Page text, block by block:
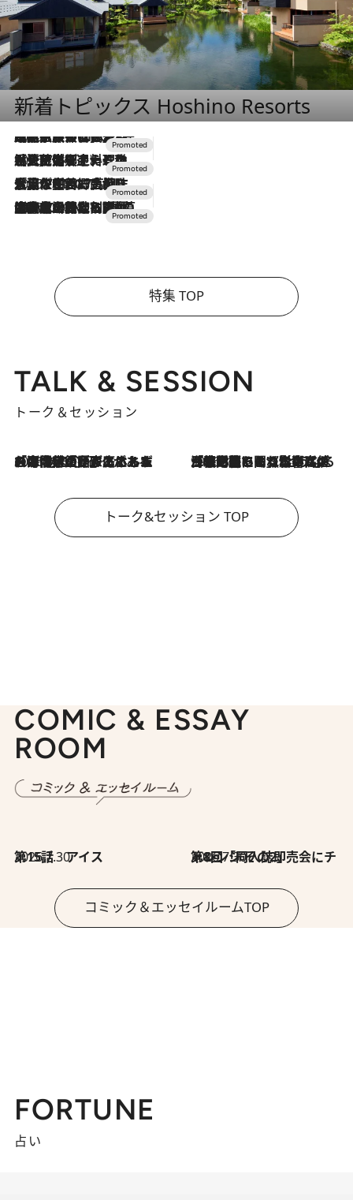
新着トピックス Hoshino Resorts
2026.7.31
【ホテル帰省】という選択肢をOMOが提案。家族とほどよい距離を保つには「昼は実家、夜は気兼ねなくホテルで！」
2026.7.24
【夏限定ディナーコース】旬を迎える稚鮎や花ズッキーニなどをイタリア・トスカーナの郷土料理の手法で満喫！
2026.7.17
「土佐和ハーブかき氷」がOMO7高知に登場！生姜、山椒、大葉など目にも舌にも涼を呼ぶ郷土の味
2026.7.10
NEW OPEN！【界 草津】名湯の地に誕生。趣の異なる2種の温泉と上州ならではの会席・蕎麦割烹など美食を味わう究極の癒やし旅
特集 TOP
TALK & SESSION
トーク＆セッション
2026.8.3
「今後値上げがあるとすれば…」「リスクがあるのは今年の冬」エネルギー専門家が語る、ホルムズ海峡封鎖が家庭にもたらす“ある心配” 2026.8.3
「住宅建てられない…」「サーチャージ料の高値が続いている」ホルムズ海峡封鎖による影響はいつまで続く？《エネルギー専門家に聞く“どうなる日本の暮らし”》
トーク&セッション TOP
COMIC & ESSAY
ROOM
2026.7.30
第15話 アイス 2026.7.30
第8回「同人誌即売会にチャレンジ その2」
コミック＆エッセイルームTOP
FORTUNE
占い